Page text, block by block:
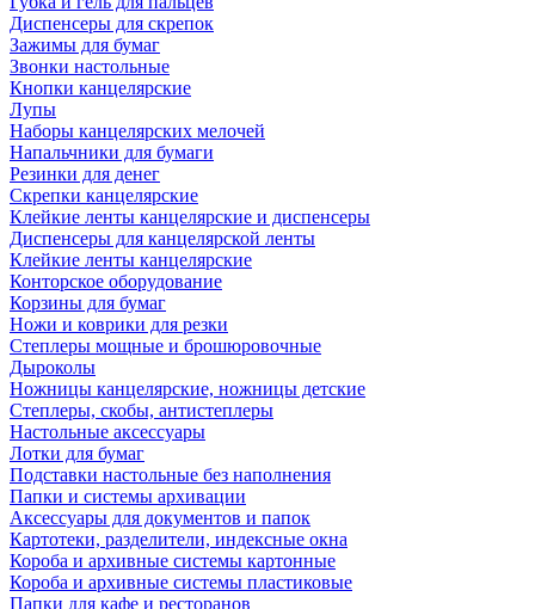
Диспенсеры для скрепок
Зажимы для бумаг
Звонки настольные
Кнопки канцелярские
Лупы
Наборы канцелярских мелочей
Напальчники для бумаги
Резинки для денег
Скрепки канцелярские
Клейкие ленты канцелярские и диспенсеры
Диспенсеры для канцелярской ленты
Клейкие ленты канцелярские
Конторское оборудование
Корзины для бумаг
Ножи и коврики для резки
Степлеры мощные и брошюровочные
Дыроколы
Ножницы канцелярские, ножницы детские
Степлеры, скобы, антистеплеры
Настольные аксессуары
Лотки для бумаг
Подставки настольные без наполнения
Папки и системы архивации
Аксессуары для документов и папок
Картотеки, разделители, индексные окна
Короба и архивные системы картонные
Короба и архивные системы пластиковые
Папки для кафе и ресторанов